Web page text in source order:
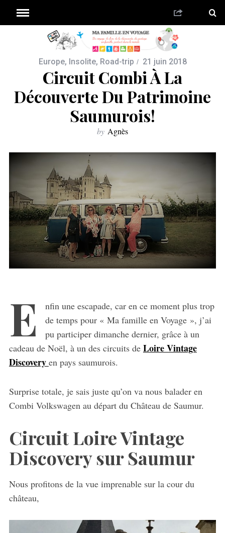
Europe, Insolite, Road-trip 21 juin 2018
Circuit Combi À La
Découverte Du Patrimoine
Saumurois!
by Agnès
E
nfin une escapade, car en ce moment plus trop
de temps pour « Ma famille en Voyage », j’ai
pu participer dimanche dernier, grâce à un
cadeau de Noël, à un des circuits de Loire Vintage
Discovery en pays saumurois.
Surprise totale, je sais juste qu’on va nous balader en
Combi Volkswagen au départ du Château de Saumur.
Circuit Loire Vintage
Discovery sur Saumur
Nous profitons de la vue imprenable sur la cour du
château,